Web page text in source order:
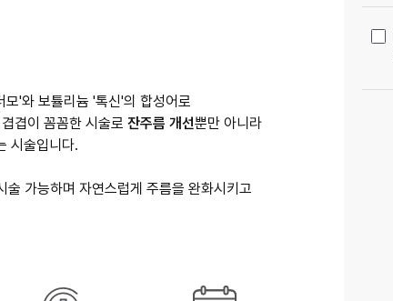
겹이 꼼꼼한 시술로 잔주름 개선
시술입니다.